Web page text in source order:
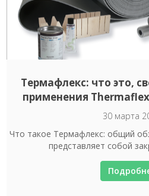
Термафлекс: что это,
применения
30 марта
Что такое Термафлекс: общий
представляет собой